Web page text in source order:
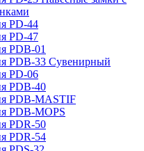
PD-44
PD-47
PDB-01
PDB-33 Сувенирный
PD-06
PDB-40
PDB-MASTIF
PDB-MOPS
PDR-50
PDR-54